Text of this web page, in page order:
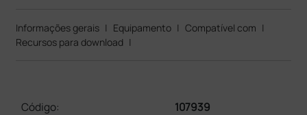
Informações gerais | Equipamento | Compatível com |
Recursos para download |
Código:
107939